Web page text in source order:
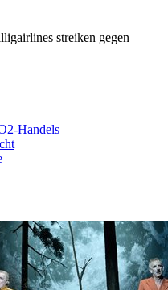
streiken gegen
Handels